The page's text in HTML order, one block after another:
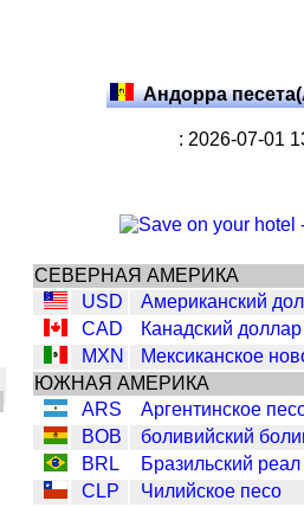
Андорра
: 2026-07-01
СЕВЕРНАЯ АМЕРИКА
USD
Американский
CAD
Канадский доллар
MXN
Мексиканское
ЮЖНАЯ АМЕРИКА
ARS
Аргентинское
BOB
боливийский
BRL
Бразильский реал
CLP
Чилийское песо